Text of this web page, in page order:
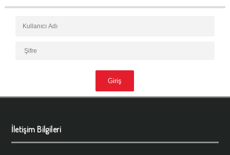
İletişim Bilgileri